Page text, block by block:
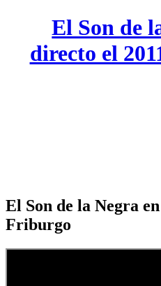
El Son de
directo el
El Son de la Negra
Friburgo